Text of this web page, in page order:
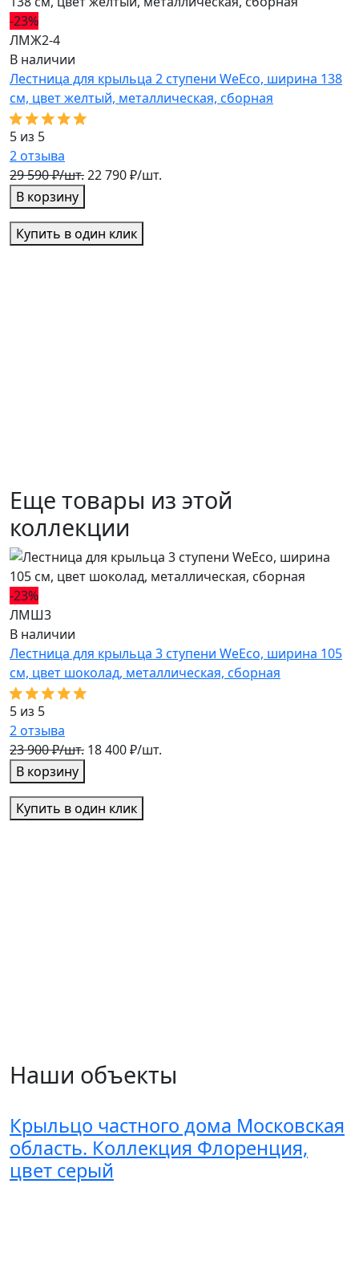
-23%
ЛМЖ2-4
В наличии
Лестница для крыльца 2 ступени WeEco, ширина 138
см, цвет желтый, металлическая, cборная
5 из 5
2отзыва
29 590 ₽/шт.22 790 ₽/шт.
В корзину
Купить в один клик
Еще товары из этой
коллекции
-23%
ЛМШ3
В наличии
Лестница для крыльца 3 ступени WeEco, ширина 105
см, цвет шоколад, металлическая, cборная
5 из 5
2отзыва
23 900 ₽/шт. 18 400 ₽/шт.
В корзину
Купить в один клик
Наши объекты
Крыльцо частного дома Московская
область. Коллекция Флоренция,
цвет серый